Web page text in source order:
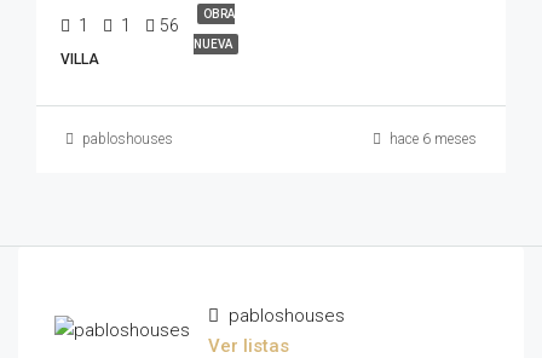
OBRA
NUEVA
1 1 56
VILLA
pabloshouses hace 6 meses
pabloshouses
Ver listas